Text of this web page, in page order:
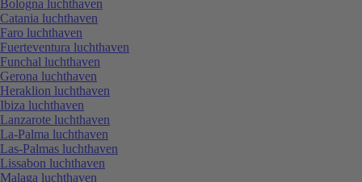
Bologna luchthaven
Catania luchthaven
Faro luchthaven
Fuerteventura luchthaven
Funchal luchthaven
Gerona luchthaven
Heraklion luchthaven
Ibiza luchthaven
Lanzarote luchthaven
La-Palma luchthaven
Las-Palmas luchthaven
Lissabon luchthaven
Malaga luchthaven